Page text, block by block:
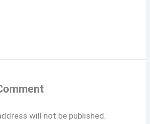
will not be published.